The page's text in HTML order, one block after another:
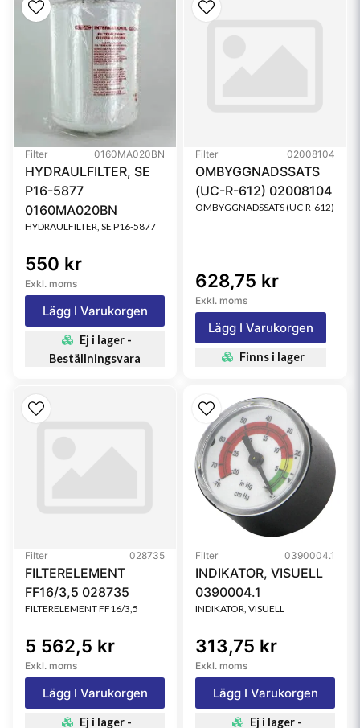
Filter 0160MA020BN
HYDRAULFILTER, SE
P16-5877
0160MA020BN
HYDRAULFILTER, SE P16-5877
550 kr
Exkl. moms
Lägg I Varukorgen
Ej i lager -
Beställningsvara
Filter 02008104
OMBYGGNADSSATS
(UC-R-612) 02008104
OMBYGGNADSSATS (UC-R-612)
628,75 kr
Exkl. moms
Lägg I Varukorgen
Finns i lager
Filter 028735
FILTERELEMENT
FF16/3,5 028735
FILTERELEMENT FF16/3,5
5 562,5 kr
Exkl. moms
Lägg I Varukorgen
Ej i lager -
Filter 0390004.1
INDIKATOR, VISUELL
0390004.1
INDIKATOR, VISUELL
313,75 kr
Exkl. moms
Lägg I Varukorgen
Ej i lager -